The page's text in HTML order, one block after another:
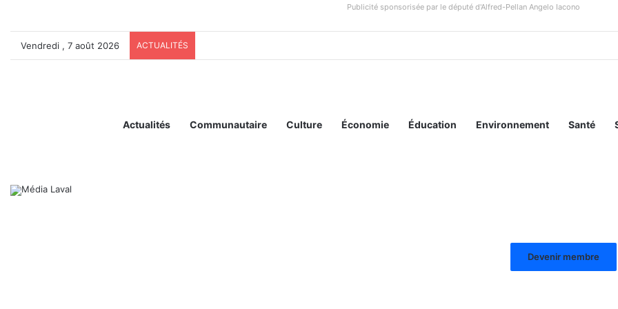
Publicité sponsorisée par le député d'Alfred-Pellan Angelo Iacono
Vendredi , 7 août 2026 ACTUALITÉS
Actualités Communautaire Culture Économie Éducation Environnement Santé
Devenir membre